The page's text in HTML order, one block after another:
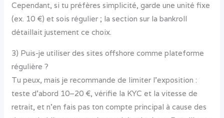
Cependant, si tu préfères simplicité, garde une unité fixe
(ex. 10 €) et sois régulier ; la section sur la bankroll
détaillait justement ce choix.
3) Puis-je utiliser des sites offshore comme plateforme
régulière ?
Tu peux, mais je recommande de limiter l’exposition :
teste d’abord 10–20 €, vérifie la KYC et la vitesse de
retrait, et n’en fais pas ton compte principal à cause des